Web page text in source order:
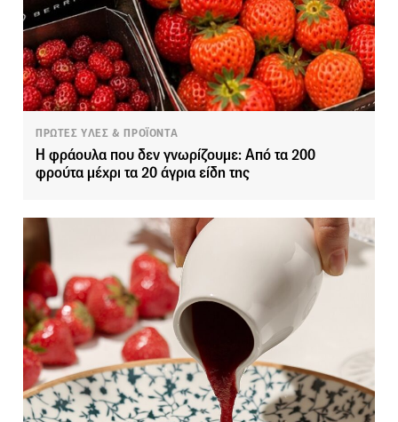
ΠΡΩΤΕΣ ΥΛΕΣ & ΠΡΟΪΟΝΤΑ
Η φράουλα που δεν γνωρίζουμε: Από τα 200
φρούτα μέχρι τα 20 άγρια είδη της